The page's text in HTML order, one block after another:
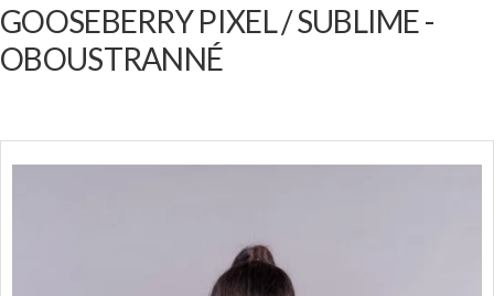
GOOSEBERRY PIXEL / SUBLIME -
OBOUSTRANNÉ